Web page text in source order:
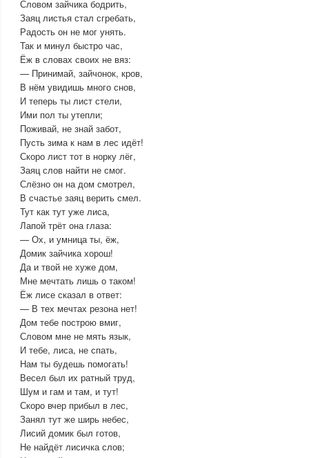
Словом зайчика бодрить,
Заяц листья стал сгребать,
Радость он не мог унять.
Так и минул быстро час,
Ёж в словах своих не вяз:
— Принимай, зайчонок, кров,
В нём увидишь много снов,
И теперь ты лист стели,
Ими пол ты утепли;
Поживай, не знай забот,
Пусть зима к нам в лес идёт!
Скоро лист тот в норку лёг,
Заяц слов найти не смог.
Слёзно он на дом смотрел,
В счастье заяц верить смел.
Тут как тут уже лиса,
Лапой трёт она глаза:
— Ох, и умница ты, ёж,
Домик зайчика хорош!
Да и твой не хуже дом,
Мне мечтать лишь о таком!
Ёж лисе сказал в ответ:
— В тех мечтах резона нет!
Дом тебе построю вмиг,
Словом мне не мять язык,
И тебе, лиса, не спать,
Нам ты будешь помогать!
Весел был их ратный труд,
Шум и гам и там, и тут!
Скоро вчер прибыл в лес,
Занял тут же ширь небес,
Лисий домик был готов,
Не найдёт лисичка слов;